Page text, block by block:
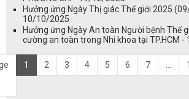
Hưởng ứng Ngày Thị giác Thế giới 2025
10/10/2025
Hưởng ứng Ngày An toàn Người bệnh Thế
cường an toàn trong Nhi khoa tại TP.HCM
1 2 3 4 5 6 7